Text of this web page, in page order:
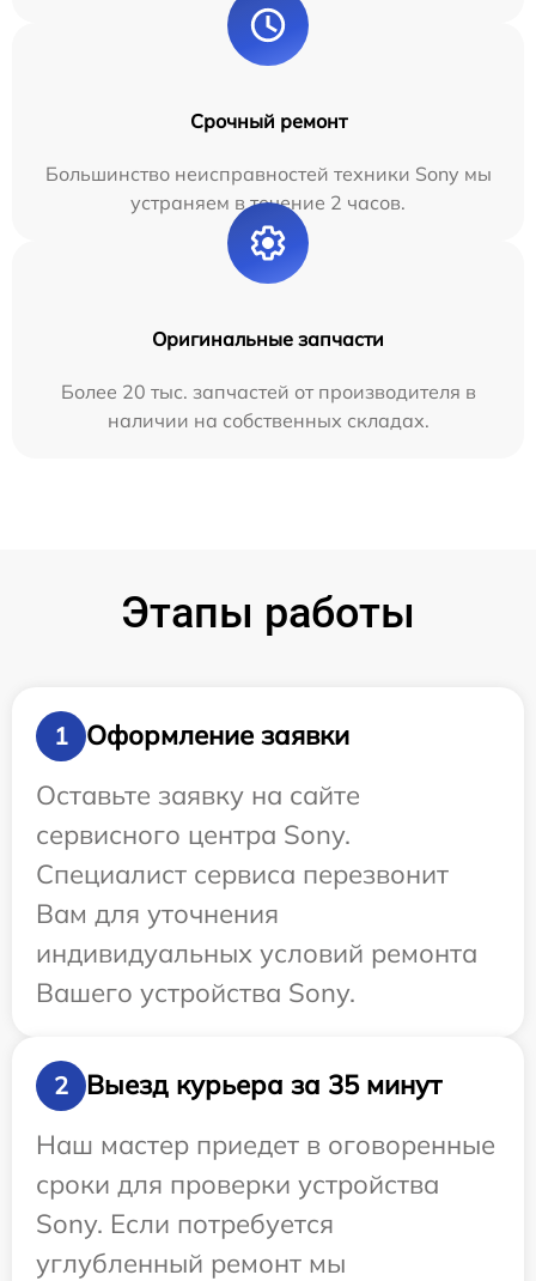
Срочный ремонт
Большинство неисправностей техники Sony мы
устраняем в течение 2 часов.
Оригинальные запчасти
Более 20 тыс. запчастей от производителя в
наличии на собственных складах.
Этапы работы
1
Оформление заявки
Оставьте заявку на сайте
сервисного центра Sony.
Специалист сервиса перезвонит
Вам для уточнения
индивидуальных условий ремонта
Вашего устройства Sony.
2
Выезд курьера за 35 минут
Наш мастер приедет в оговоренные
сроки для проверки устройства
Sony. Если потребуется
углубленный ремонт мы